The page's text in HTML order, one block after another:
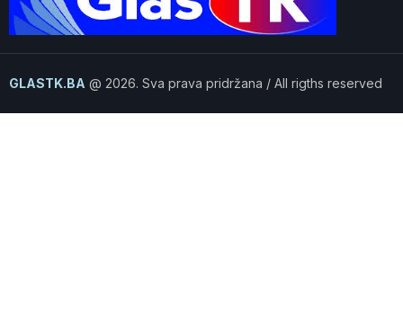
GLASTK.BA @ 2026. Sva prava pridržana / All rigths reserved